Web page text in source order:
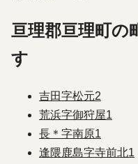
亘理郡亘理町の
す
吉田字松元2
荒浜字御狩屋1
長＊字南原1
逢隈鹿島字寺前北1